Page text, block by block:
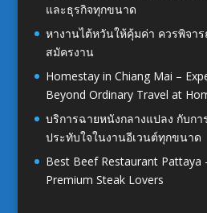
และธุรกิจทุกขนาด
หางานไต้หวันให้คุ้มค่า ควรพิจา
สมัครงาน
Homestay in Chiang Mai –
Beyond Ordinary Travel at
บริการฉายหนังกลางแปลง กับก
ประทับใจในงานอีเวนต์ทุกขนาด
Best Beef Restaurant
Premium Steak Lovers